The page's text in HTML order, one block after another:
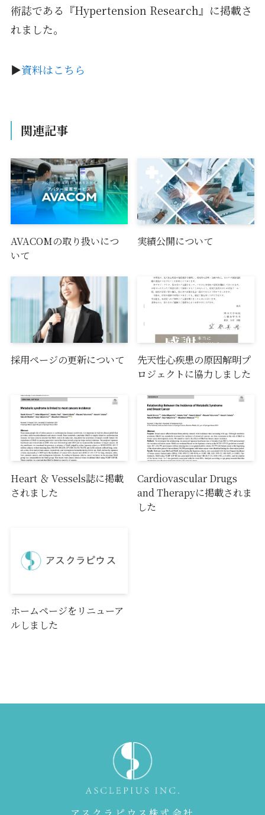
術誌である『Hypertension Research』に掲載さ
れました。
▶資料はこちら
関連記事
AVACOMの取り扱いにつ
いて
実績公開について
採用ページの更新について
先天性心疾患の原因解明プ
ロジェクトに協力しました
Heart ＆ Vessels誌に掲載
されました
Cardiovascular Drugs
and Therapyに掲載されま
した
ホームページをリニューア
ルしました